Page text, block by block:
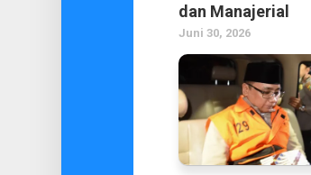
dan Manajerial
Juni 30, 2026